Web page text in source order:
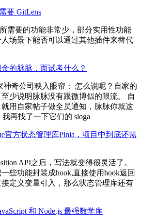
要 GitLens
需要的功能非常少，部分实用性功能
场景下能否可以通过其他插件来替代
的脉脉，面试考什么？
神奇公司映入眼帘： 怎么说呢？自家的
少说明脉脉没有跟微博似的限流。 自
用自家帖子做全员通知，脉脉你就这
再找了一下它们的 sloga
官方状态管理库Pinia，项目中到底还需
API之后，写法就变得很灵活了。
些功能封装成hook,直接使用hook返回
定义变量引入，那么状态管理库还有
和 Node.js 最强数学库